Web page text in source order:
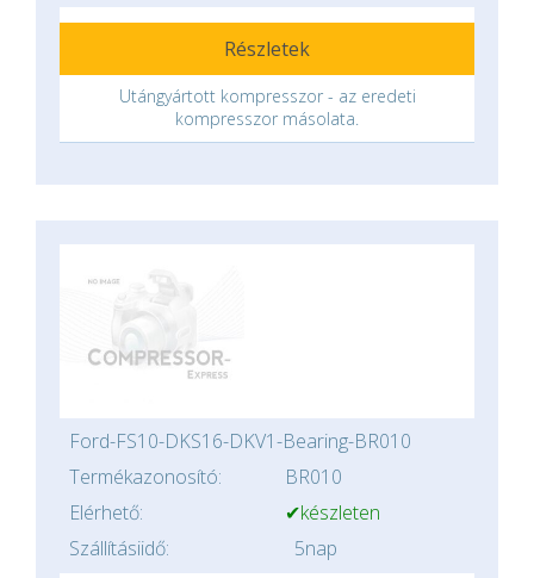
Részletek
Utángyártott kompresszor - az eredeti
kompresszor másolata.
Ford-FS10-DKS16-DKV1-Bearing-BR010
Termékazonosító:
BR010
Elérhető:
✔készleten
Szállításiidő:
5nap